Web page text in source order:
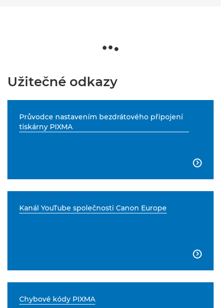
Užitečné odkazy
Průvodce nastavením bezdrátového připojení
tiskárny PIXMA

Kanál YouTube společnosti Canon Europe

Chybové kódy PIXMA